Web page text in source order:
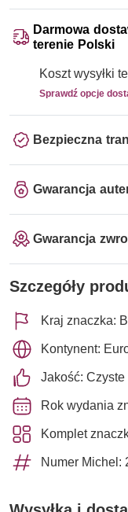
Darmowa
terenie Polski
Koszt wysyłki
Sprawdź opcje
Bezpieczna
Gwarancja
Gwarancja
Szczegóły
Kraj znaczka:
Kontynent:
Jakość: Czyste
Rok wydania
Komplet
Numer Michel: